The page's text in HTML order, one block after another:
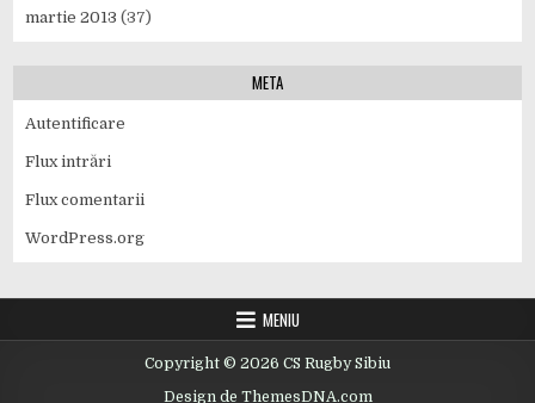
martie 2013 (37)
META
Autentificare
Flux intrări
Flux comentarii
WordPress.org
MENIU
Copyright © 2026 CS Rugby Sibiu
Design de ThemesDNA.com